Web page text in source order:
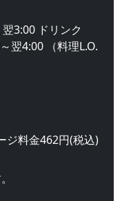
3:00 ドリンク
翌4:00 （料理L.O.
ジ料金462円(税込)